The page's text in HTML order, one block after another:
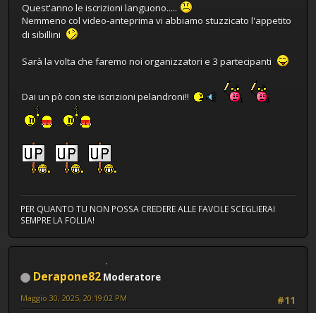
Quest'anno le iscrizioni languono.....
Nemmeno col video-anteprima vi abbiamo stuzzicato l'appetito
di sibillini
Sarà la volta che faremo noi organizzatori e 3 partecipanti
Dai un pò con ste iscrizioni pelandroni!!
PER QUANTO TU NON POSSA CREDERE ALLE FAVOLE SCEGLIERAI
SEMPRE LA FOLLIA!
Derapone82 Moderatore
#11
Maggio 30, 2025, 20:19:02 PM